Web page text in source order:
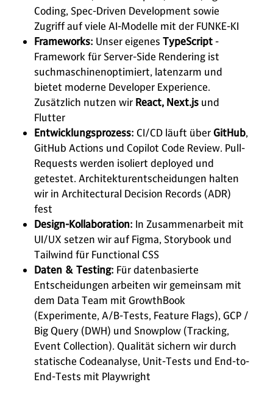
Coding, Spec-Driven Development sowie
Zugriff auf viele AI-Modelle mit der FUNKE-KI
Frameworks: Unser eigenes TypeScript -
Framework für Server-Side Rendering ist
suchmaschinenoptimiert, latenzarm und
bietet moderne Developer Experience.
Zusätzlich nutzen wir React, Next.js und
Flutter
Entwicklungsprozess: CI/CD läuft überGitHub,
GitHub Actions und Copilot Code Review. Pull-
Requests werden isoliert deployed und
getestet. Architekturentscheidungen halten
wir in Architectural Decision Records (ADR)
fest
Design-Kollaboration: In Zusammenarbeit mit
UI/UX setzen wir auf Figma, Storybook und
Tailwind für Functional CSS
Daten & Testing: Für datenbasierte
Entscheidungen arbeiten wir gemeinsam mit
dem Data Team mit GrowthBook
(Experimente, A/B-Tests, Feature Flags), GCP /
Big Query (DWH) und Snowplow (Tracking,
Event Collection). Qualität sichern wir durch
statische Codeanalyse, Unit-Tests und End-to-
End-Tests mit Playwright